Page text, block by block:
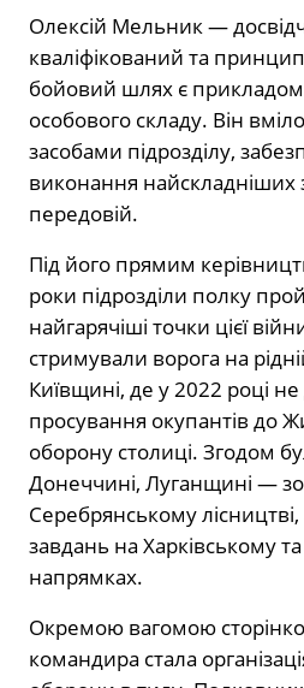
Олексій Мельник —
кваліфікований та
бойовий шлях є прикладом
особового складу. Він
засобами підрозділу,
виконання найскладніших
передовій.
Під його прямим
роки підрозділи полку
найгарячіші точки цієї
стримували ворога на
Київщині, де у 2022 році
просування окупантів до
оборону столиці. Згодом
Донеччині, Луганщині —
Серебрянському
завдань на Харківському
напрямках.
Окремою вагомою
командира стала